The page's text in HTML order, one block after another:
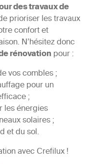
des travaux de
prioriser les travaux
confort et
N’hésitez donc
rénovation pour :
vos combles ;
pour un
;
les énergies
solaires ;
et du sol.
avec Crefilux !